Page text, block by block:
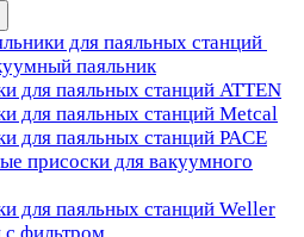
для паяльных станций
паяльник
для паяльных станций ATTEN
для паяльных станций Metcal
для паяльных станций PACE
присоски для вакуумного
для паяльных станций Weller
фильтром